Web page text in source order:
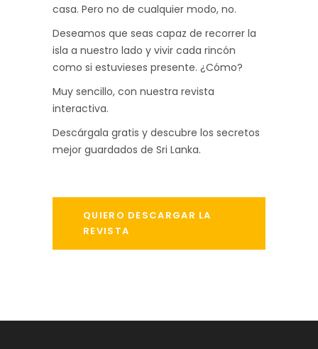
casa. Pero no de cualquier modo, no.
Deseamos que seas capaz de recorrer la
isla a nuestro lado y vivir cada rincón
como si estuvieses presente. ¿Cómo?
Muy sencillo, con nuestra revista
interactiva.
Descárgala gratis y descubre los secretos
mejor guardados de Sri Lanka.
QUIERO DESCARGAR LA
REVISTA